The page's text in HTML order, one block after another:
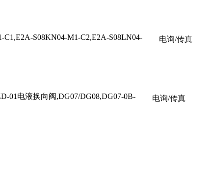
S08KN04-M1-C2,E2A-S08LN04-
电询/传真
01电液换向阀,DG07/DG08,DG07-0B-
电询/传真